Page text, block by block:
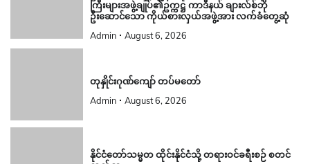
ကြီးများအဖွဲ့ချုပ်၏ဥက္ကဋ္ဌ ကာဒီနယ် ချားလ်စ်ဘို
ဦးဆောင်သော ကိုယ်စားလှယ်အဖွဲ့အား လက်ခံတွေ့ဆုံ
Admin August 6, 2026
တုနှိုင်းဂုဏ်ကျော် တပ်မတော်
Admin August 6, 2026
နိုင်ငံတော်သမ္မတ ထိုင်းနိုင်ငံသို့ တရားဝင်ခရီးစဉ် စတင်